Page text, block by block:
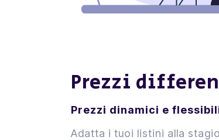
Prezzi
Prezzi dinamici e
Adatta i tuoi listini alla